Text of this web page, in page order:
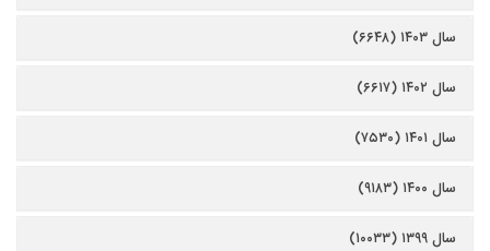
سال ۱۴۰۳ (۶۶۴۸)
سال ۱۴۰۲ (۶۶۱۷)
سال ۱۴۰۱ (۷۵۳۰)
سال ۱۴۰۰ (۹۱۸۳)
سال ۱۳۹۹ (۱۰۰۳۳)